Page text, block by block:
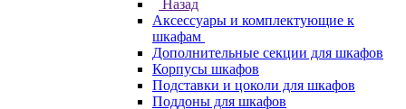
Назад
Аксессуары и комплектующие к
шкафам
Дополнительные секции для шкафов
Корпусы шкафов
Подставки и цоколи для шкафов
Поддоны для шкафов